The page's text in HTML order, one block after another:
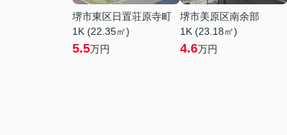
堺市東区日置荘原寺町
1K (22.35㎡)
5.5万円
堺市美原区南余部
1K (23.18㎡)
4.6万円